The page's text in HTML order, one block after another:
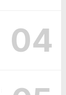
04